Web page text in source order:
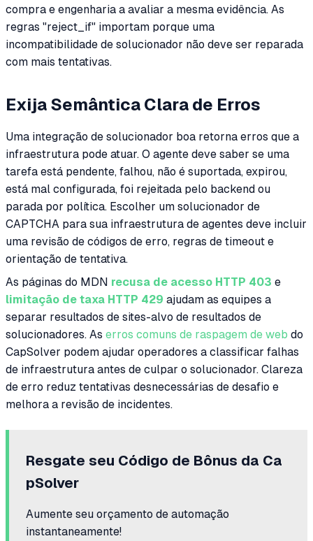
compra e engenharia a avaliar a mesma evidência. As
regras "reject_if" importam porque uma
incompatibilidade de solucionador não deve ser reparada
com mais tentativas.
Exija Semântica Clara de Erros
Uma integração de solucionador boa retorna erros que a
infraestrutura pode atuar. O agente deve saber se uma
tarefa está pendente, falhou, não é suportada, expirou,
está mal configurada, foi rejeitada pelo backend ou
parada por política. Escolher um solucionador de
CAPTCHA para sua infraestrutura de agentes deve incluir
uma revisão de códigos de erro, regras de timeout e
orientação de tentativa.
As páginas do MDN recusa de acesso HTTP 403 e
limitação de taxa HTTP 429 ajudam as equipes a
separar resultados de sites-alvo de resultados de
solucionadores. As erros comuns de raspagem de web do
CapSolver podem ajudar operadores a classificar falhas
de infraestrutura antes de culpar o solucionador. Clareza
de erro reduz tentativas desnecessárias de desafio e
melhora a revisão de incidentes.
Resgate seu Código de Bônus da Ca
pSolver
Aumente seu orçamento de automação
instantaneamente!